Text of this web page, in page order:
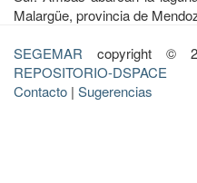
Malargüe, provincia de
SEGEMAR copyright ©
REPOSITORIO-DSPACE
Contacto | Sugerencias